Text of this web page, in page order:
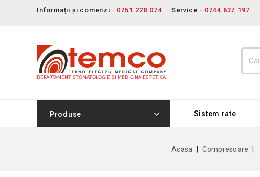
Informații și comenzi - 0751.228.074 Service - 0744.637.197
Sistem rate
Produse
Acasa Compresoare